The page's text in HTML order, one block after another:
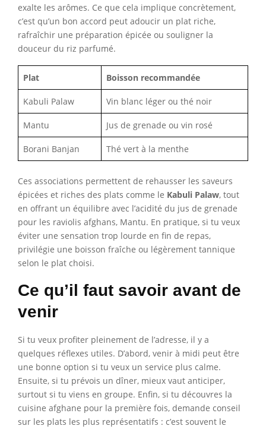
exalte les arômes. Ce que cela implique concrètement,
c’est qu’un bon accord peut adoucir un plat riche,
rafraîchir une préparation épicée ou souligner la
douceur du riz parfumé.
Plat Boisson recommandée
Kabuli Palaw Vin blanc léger ou thé noir
Mantu Jus de grenade ou vin rosé
Borani Banjan Thé vert à la menthe
Ces associations permettent de rehausser les saveurs
épicées et riches des plats comme le Kabuli Palaw, tout
en offrant un équilibre avec l’acidité du jus de grenade
pour les raviolis afghans, Mantu. En pratique, si tu veux
éviter une sensation trop lourde en fin de repas,
privilégie une boisson fraîche ou légèrement tannique
selon le plat choisi.
Ce qu’il faut savoir avant de
venir
Si tu veux profiter pleinement de l’adresse, il y a
quelques réflexes utiles. D’abord, venir à midi peut être
une bonne option si tu veux un service plus calme.
Ensuite, si tu prévois un dîner, mieux vaut anticiper,
surtout si tu viens en groupe. Enfin, si tu découvres la
cuisine afghane pour la première fois, demande conseil
sur les plats les plus représentatifs : c’est souvent le